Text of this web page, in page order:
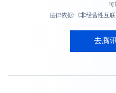
可
法律依据:《非经营性互
去腾